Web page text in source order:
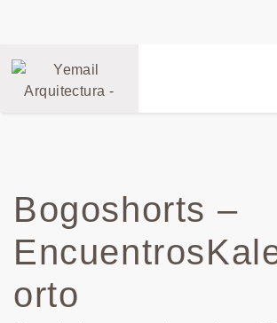
Bogoshorts –
orto